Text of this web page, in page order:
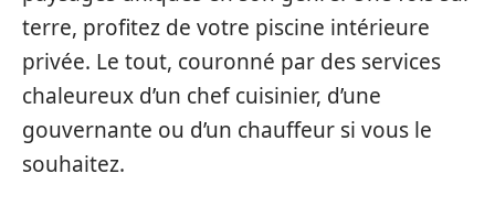
terre, profitez de votre piscine intérieure
privée. Le tout, couronné par des services
chaleureux d’un chef cuisinier, d’une
gouvernante ou d’un chauffeur si vous le
souhaitez.